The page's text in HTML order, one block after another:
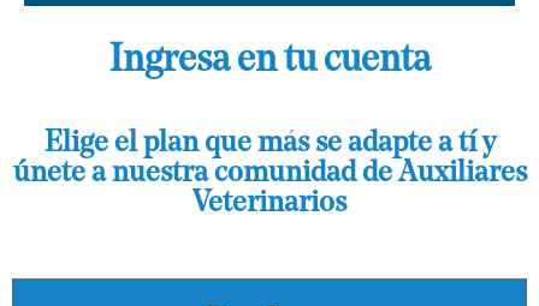
Ingresa en tu cuenta
Elige el plan que más se adapte a tí y
únete a nuestra comunidad de Auxiliares
Veterinarios